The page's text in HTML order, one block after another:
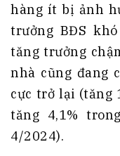
hàng ít bị ảnh
trưởng BĐS
tăng trưởng
nhà cũng đang
cực trở lại (tăng
tăng 4,1%
4/2024).